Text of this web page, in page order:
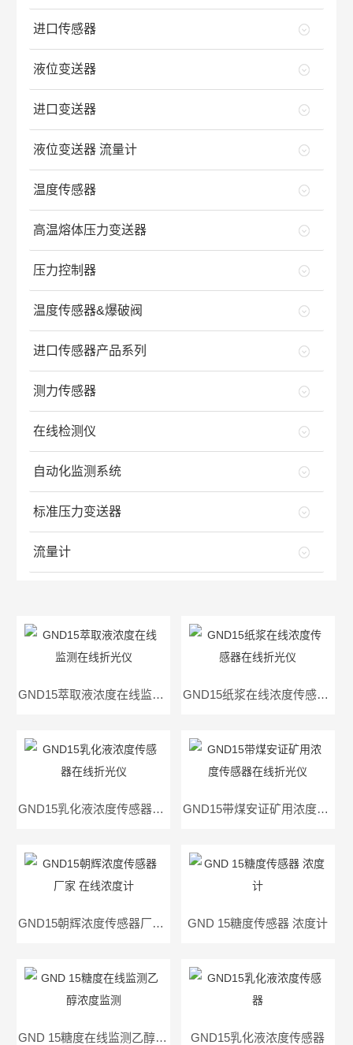
进口传感器
液位变送器
进口变送器
液位变送器 流量计
温度传感器
高温熔体压力变送器
压力控制器
温度传感器&爆破阀
进口传感器产品系列
测力传感器
在线检测仪
自动化监测系统
标准压力变送器
流量计
GND15萃取液浓度在线监测在线折光仪 GND15纸浆在线浓度传感器在线折光仪
GND15乳化液浓度传感器在线折光仪 GND15带煤安证矿用浓度传感器在线折光仪
GND15朝辉浓度传感器厂家 在线浓度计 GND 15糖度传感器 浓度计
GND 15糖度在线监测乙醇浓度监测 GND15乳化液浓度传感器